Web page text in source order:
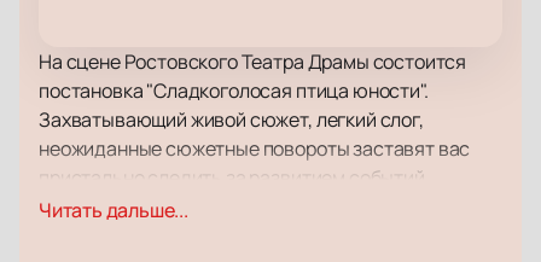
На сцене Ростовского Театра Драмы состоится
постановка "Сладкоголосая птица юности".
Захватывающий живой сюжет, легкий слог,
неожиданные сюжетные повороты заставят вас
пристально следить за развитием событий,
позабыв обо всем на свете.
Читать дальше...